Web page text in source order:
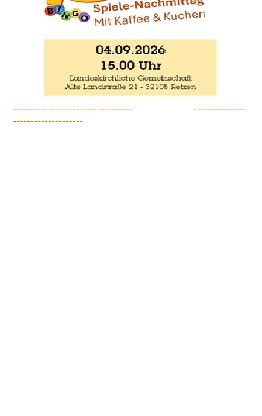
---------------------------------- ---------------
--------------------